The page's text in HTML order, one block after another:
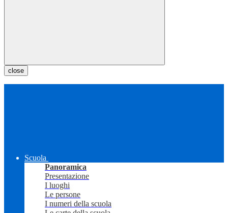
close
Scuola
Panoramica
Presentazione
I luoghi
Le persone
I numeri della scuola